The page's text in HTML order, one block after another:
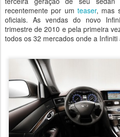
recentemente por um teaser, mas
oficiais. As vendas do novo
trimestre de 2010 e pela primeira
todos os 32 mercados onde a Infiniti